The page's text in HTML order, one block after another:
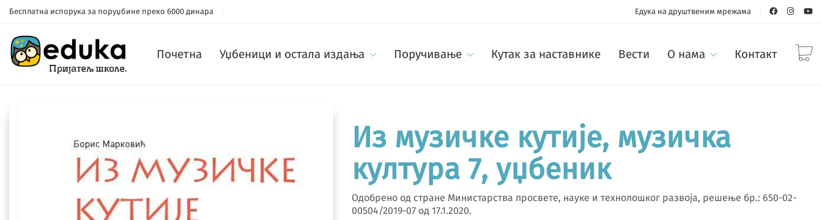
Бесплатна испорука за поруџбине преко 6000 динара Едука на друштвеним мрежама
Почетна Уџбеници и остала издања Поручивање Кутак за наставнике Вести О нама Контакт
Из музичке кутије, музичка
култура 7, уџбеник
Одобрено од стране Министарства просвете, науке и технолошког развоја, решење бр.: 650-02-
00504/2019-07 од 17.1.2020.